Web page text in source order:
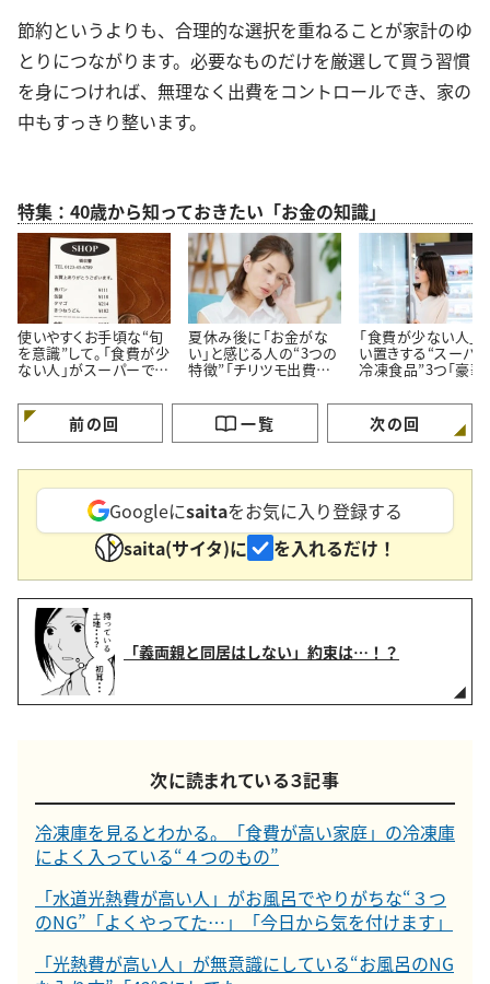
節約というよりも、合理的な選択を重ねることが家計のゆ
とりにつながります。必要なものだけを厳選して買う習慣
を身につければ、無理なく出費をコントロールでき、家の
中もすっきり整います。
特集：40歳から知っておきたい「お金の知識」
使いやすくお手頃な“旬
を意識”して。「食費が少
ない人」がスーパーでよ
夏休み後に「お金がな
い」と感じる人の“3つの
特徴”「チリツモ出費に
「食費が少ない人」
い置きする“スーパ
冷凍食品”3つ「豪華
る」
前の回 一覧 次の回
Googleにsaitaをお気に入り登録する
saita(サイタ)に
を入れるだけ！
「義両親と同居はしない」約束は…！？
次に読まれている３記事
冷凍庫を見るとわかる。「食費が高い家庭」の冷凍庫
によく入っている“４つのもの”
「水道光熱費が高い人」がお風呂でやりがちな“３つ
のNG”「よくやってた…」「今日から気を付けます」
「光熱費が高い人」が無意識にしている“お風呂のNG